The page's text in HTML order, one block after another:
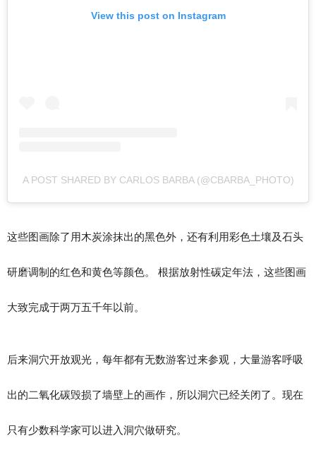
View this post on Instagram
A POST SHARED BY CARLOS BARBA (@CBARBA_PHOTO)
这些图画除了用木炭涂抹出的黑色外，还有利用彩色土壤及石头
研磨调制的红色和黄色等颜色。 根据放射性碳定年法，这些图画
大致完成于两万五千年以前。
后来洞穴开放观光，每年都有无数游客过来参观，大量游客呼吸
出的二氧化碳毁损了墙壁上的画作，所以洞穴已经关闭了。现在
只有少数科学家可以进入洞穴做研究。